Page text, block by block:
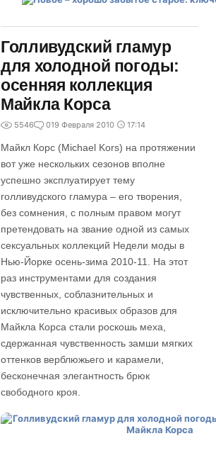
Голливудский гламур
для холодной погоды:
осенняя коллекция
Майкла Корса
5546 019 Февраля 2010 17:14
Майкл Корс (Michael Kors) на протяжении
вот уже нескольких сезонов вполне
успешно эксплуатирует тему
голливудского гламура – его творения,
без сомнения, с полным правом могут
претендовать на звание одной из самых
сексуальных коллекций Недели моды в
Нью-Йорке осень-зима 2010-11. На этот
раз инструментами для создания
чувственных, соблазнительных и
исключительно красивых образов для
Майкла Корса стали роскошь меха,
сдержанная чувственность замши мягких
оттенков верблюжьего и карамели,
бесконечная элегантность брюк
свободного кроя.